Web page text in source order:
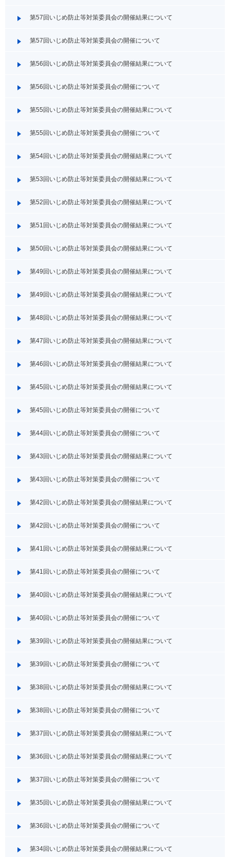
第57回いじめ防止等対策委員会の開催結果について
第57回いじめ防止等対策委員会の開催について
第56回いじめ防止等対策委員会の開催結果について
第56回いじめ防止等対策委員会の開催について
第55回いじめ防止等対策委員会の開催結果について
第55回いじめ防止等対策委員会の開催について
第54回いじめ防止等対策委員会の開催結果について
第53回いじめ防止等対策委員会の開催結果について
第52回いじめ防止等対策委員会の開催結果について
第51回いじめ防止等対策委員会の開催結果について
第50回いじめ防止等対策委員会の開催結果について
第49回いじめ防止等対策委員会の開催結果について
第49回いじめ防止等対策委員会の開催結果について
第48回いじめ防止等対策委員会の開催結果について
第47回いじめ防止等対策委員会の開催結果について
第46回いじめ防止等対策委員会の開催結果について
第45回いじめ防止等対策委員会の開催結果について
第45回いじめ防止等対策委員会の開催について
第44回いじめ防止等対策委員会の開催について
第43回いじめ防止等対策委員会の開催結果について
第43回いじめ防止等対策委員会の開催について
第42回いじめ防止等対策委員会の開催結果について
第42回いじめ防止等対策委員会の開催について
第41回いじめ防止等対策委員会の開催結果について
第41回いじめ防止等対策委員会の開催について
第40回いじめ防止等対策委員会の開催結果について
第40回いじめ防止等対策委員会の開催について
第39回いじめ防止等対策委員会の開催結果について
第39回いじめ防止等対策委員会の開催について
第38回いじめ防止等対策委員会の開催結果について
第38回いじめ防止等対策委員会の開催について
第37回いじめ防止等対策委員会の開催結果について
第36回いじめ防止等対策委員会の開催結果について
第37回いじめ防止等対策委員会の開催について
第35回いじめ防止等対策委員会の開催結果について
第36回いじめ防止等対策委員会の開催について
第34回いじめ防止等対策委員会の開催結果について